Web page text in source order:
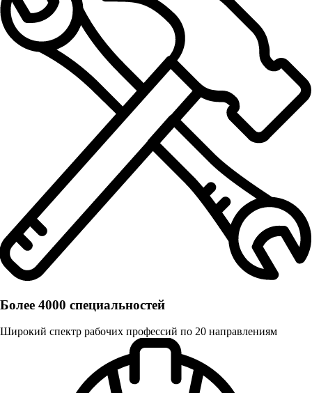
Более 4000 специальностей
Широкий спектр рабочих профессий по 20 направлениям